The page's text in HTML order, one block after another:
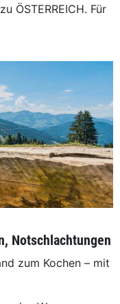
ÖSTERREICH. Für
Notschlachtungen
zum Kochen – mit